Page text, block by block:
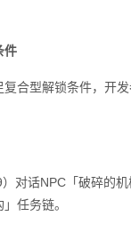
件
合型解锁条件，开
对话NPC「破碎的
任务链。